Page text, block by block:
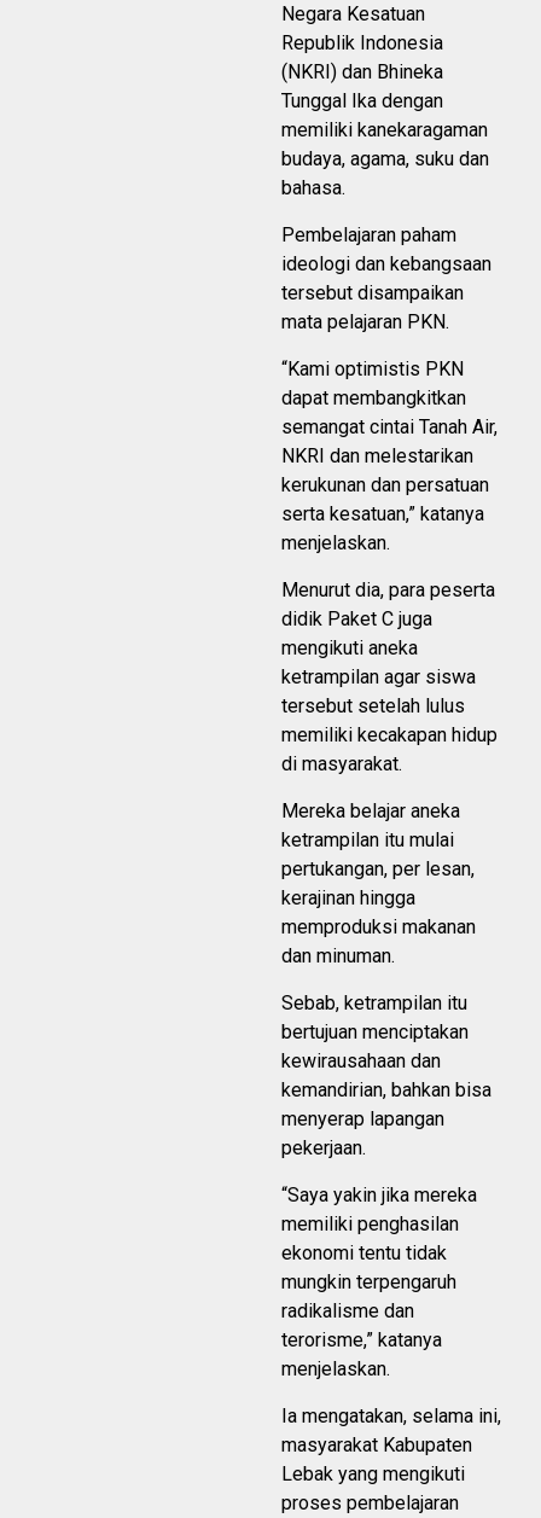
Negara Kesatuan
Republik Indonesia
(NKRI) dan Bhineka
Tunggal Ika dengan
memiliki kanekaragaman
budaya, agama, suku dan
bahasa.
Pembelajaran paham
ideologi dan kebangsaan
tersebut disampaikan
mata pelajaran PKN.
“Kami optimistis PKN
dapat membangkitkan
semangat cintai Tanah Air,
NKRI dan melestarikan
kerukunan dan persatuan
serta kesatuan,” katanya
menjelaskan.
Menurut dia, para peserta
didik Paket C juga
mengikuti aneka
ketrampilan agar siswa
tersebut setelah lulus
memiliki kecakapan hidup
di masyarakat.
Mereka belajar aneka
ketrampilan itu mulai
pertukangan, per lesan,
kerajinan hingga
memproduksi makanan
dan minuman.
Sebab, ketrampilan itu
bertujuan menciptakan
kewirausahaan dan
kemandirian, bahkan bisa
menyerap lapangan
pekerjaan.
“Saya yakin jika mereka
memiliki penghasilan
ekonomi tentu tidak
mungkin terpengaruh
radikalisme dan
terorisme,” katanya
menjelaskan.
Ia mengatakan, selama ini,
masyarakat Kabupaten
Lebak yang mengikuti
proses pembelajaran